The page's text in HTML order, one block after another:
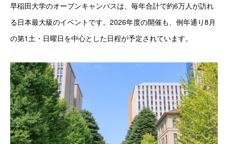
早稲田大学のオープンキャンパスは、毎年合計で約6万人が訪れ
る日本最大級のイベントです。2026年度の開催も、例年通り8月
の第1土・日曜日を中心とした日程が予定されています。